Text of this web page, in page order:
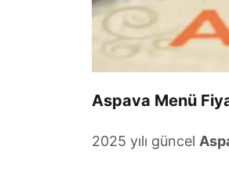
Aspava Menü
2025 yılı güncel